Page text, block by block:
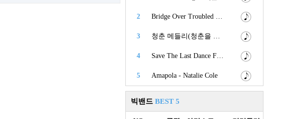
2 Bridge Over Troubled Water (험한 세상에 다리가 되어) - Simon & Garfunkel
3 청춘 메들리(청춘을 돌려다오,고장난 벽시계,내 나이가 어때서) - 나훈아.오승근.현철
4 Save The Last Dance For Me - The Drifters
5 Amapola - Natalie Cole
빅밴드 BEST 5